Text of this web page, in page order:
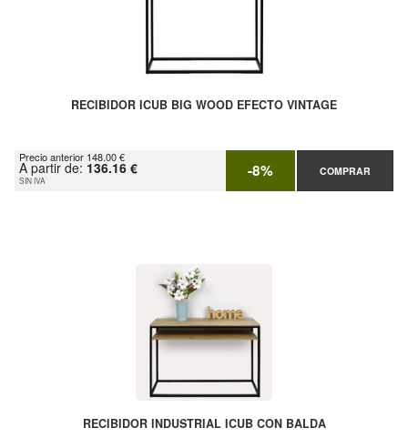
RECIBIDOR ICUB BIG WOOD EFECTO VINTAGE
Precio anterior 148.00 €
A partir de: 136.16 €
SIN IVA -8% COMPRAR
RECIBIDOR INDUSTRIAL ICUB CON BALDA